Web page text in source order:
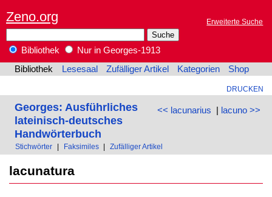
Zeno.org Erweiterte Suche
Bibliothek
Nur in Georges-1913
Bibliothek
Lesesaal Zufälliger Artikel Kategorien Shop
DRUCKEN
<< lacunarius | lacuno >>
Georges: Ausführliches
lateinisch-deutsches
Handwörterbuch
Stichwörter Faksimiles Zufälliger Artikel
lacunatura